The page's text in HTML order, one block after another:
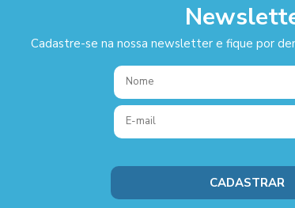
Cadastre-se na nossa newsletter e fique por